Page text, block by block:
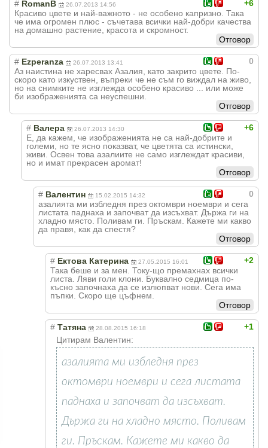
+6
# RomanB 26.07.2013 14:56
Красиво цвете и най-важното - не особено капризно. Така
че има огромен плюс - съчетава всички най-добри качества
на домашно растение, красота и скромност.
Отговор
0
# Ezperanza 26.07.2013 13:41
Аз наистина не харесвах Азалия, като закрито цвете. По-
скоро като изкуствен, въпреки че не съм го виждал на живо,
но на снимките не изглежда особено красиво ... или може
би изображенията са неуспешни.
Отговор
+6
# Валера 26.07.2013 14:30
Е, да кажем, че изображенията не са най-добрите и
големи, но те ясно показват, че цветята са истински,
живи. Освен това азалиите не само изглеждат красиви,
но и имат прекрасен аромат!
Отговор
0
# Валентин 15.02.2015 14:32
азалията ми избледня през октомври ноември и сега
листата паднаха и започват да изсъхват. Държа ги на
хладно място. Поливам ги. Пръскам. Кажете ми какво
да правя, как да спестя?
Отговор
+2
# Ектова Катерина 27.05.2015 16:01
Така беше и за мен. Току-що премахнах всички
листа. Ляви голи клони. Буквално седмица по-
късно започнаха да се излюпват нови. Сега има
пъпки. Скоро ще цъфнем.
Отговор
+1
# Татяна 28.08.2015 16:18
Цитирам Валентин:
азалията ми избледня през
октомври ноември и сега листата
паднаха и започват да изсъхват.
Държа ги на хладно място. Поливам
ги. Пръскам. Кажете ми какво да